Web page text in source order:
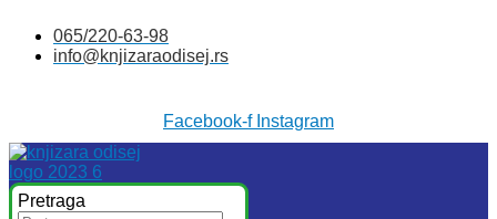
sadržaj
065/220-63-98
info@knjizaraodisej.rs
Facebook-f Instagram
Pretraga